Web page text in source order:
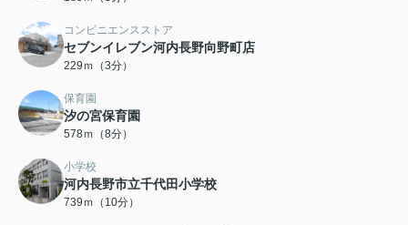
コンビニエンスストア
セブンイレブン河内長野向野町店
229ｍ（3分）
保育園
汐の宮保育園
578ｍ（8分）
小学校
河内長野市立千代田小学校
739ｍ（10分）